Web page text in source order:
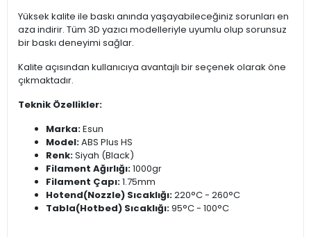
Yüksek kalite ile baskı anında yaşayabileceğiniz sorunları en
aza indirir. Tüm 3D yazıcı modelleriyle uyumlu olup sorunsuz
bir baskı deneyimi sağlar.
Kalite açısından kullanıcıya avantajlı bir seçenek olarak öne
çıkmaktadır.
Teknik Özellikler:
Marka:Esun
Model:ABS Plus HS
Renk:Siyah (Black)
Filament Ağırlığı:1000gr
Filament Çapı:1.75mm
Hotend(Nozzle) Sıcaklığı:220°C - 260°C
Tabla(Hotbed) Sıcaklığı:95°C - 100°C